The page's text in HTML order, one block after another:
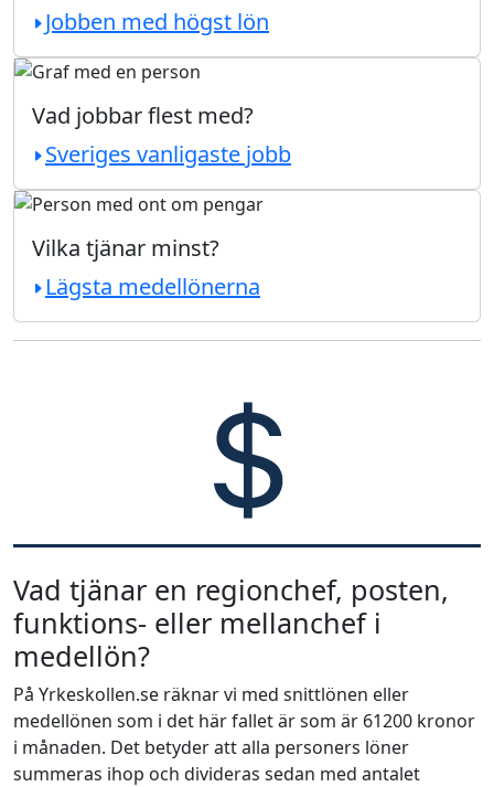
Jobben med högst lön
Vad jobbar flest med?
Sveriges vanligaste jobb
Vilka tjänar minst?
Lägsta medellönerna
Vad tjänar en regionchef, posten,
funktions- eller mellanchef i
medellön?
På Yrkeskollen.se räknar vi med snittlönen eller
medellönen som i det här fallet är som är 61200 kronor
i månaden. Det betyder att alla personers löner
summeras ihop och divideras sedan med antalet